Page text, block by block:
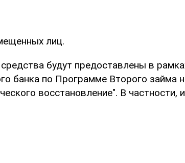
лиц.
будут предоставлены в
банка по Программе Второго займа
восстановление". В частности,